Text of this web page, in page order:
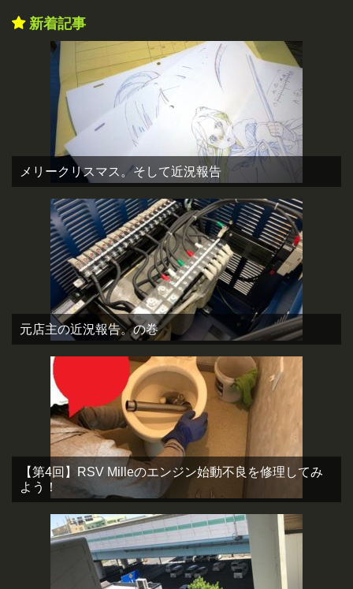
新着記事
メリークリスマス。そして近況報告
元店主の近況報告。の巻
【第4回】RSV Milleのエンジン始動不良を修理してみ
よう！